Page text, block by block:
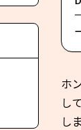
ホ
し
し